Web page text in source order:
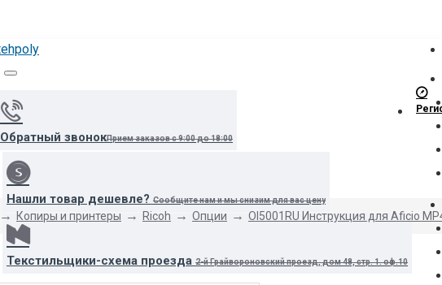
Обратный звонокПрием заказов с 9:00 до 18:00
Нашли товар дешевле? Сообщите нам и мы снизим для вас цену
Текстильщики-схема проезда 2-й Грайвороновский проезд, дом 48, стр. 1. оф.10
Копиры и принтеры Ricoh Опции OI5001RU Инструкция для Aficio